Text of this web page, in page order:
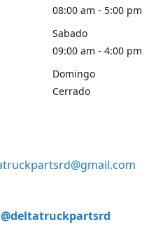
08:00 am - 5:00 pm
Sabado
09:00 am - 4:00 pm
Domingo
Cerrado
@deltatruckpartsrd